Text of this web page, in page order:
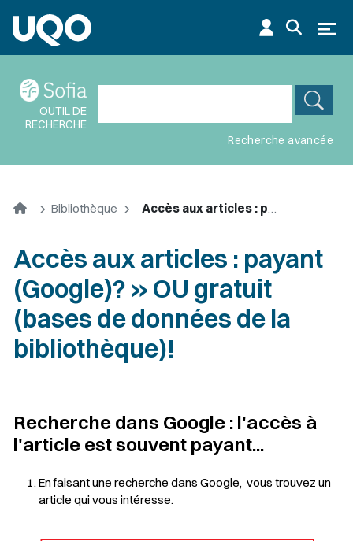
OUTIL DE
RECHERCHE
Recherche avancée
AccueilBibliothèque
Accès aux articles : payant
(Google)? » OU gratuit
(bases de données de la
bibliothèque)!
Recherche dans Google : l'accès à
l'article est souvent payant...
En faisant une recherche dans Google, vous trouvez un
article qui vous intéresse.